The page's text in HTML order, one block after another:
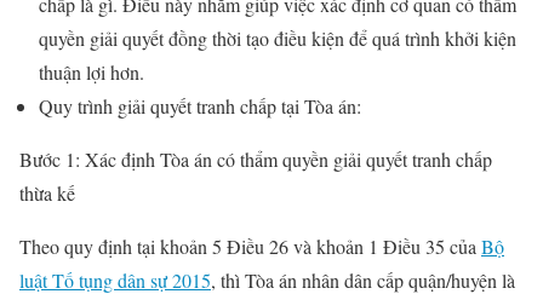
quyền giải quyết đồng thời tạo điều kiện để quá trình khởi kiện
thuận lợi hơn.
Quy trình giải quyết tranh chấp tại Tòa án:
Bước 1: Xác định Tòa án có thẩm quyền giải quyết tranh chấp
thừa kế
Theo quy định tại khoản 5 Điều 26 và khoản 1 Điều 35 của Bộ
luật Tố tụng dân sự 2015, thì Tòa án nhân dân cấp quận/huyện là